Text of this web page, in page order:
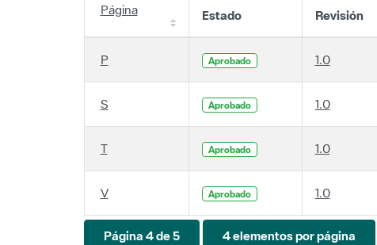
Página Estado Revisión
P Aprobado 1.0
S Aprobado 1.0
T Aprobado 1.0
V Aprobado 1.0
Página 4 de 5 4 elementos por página